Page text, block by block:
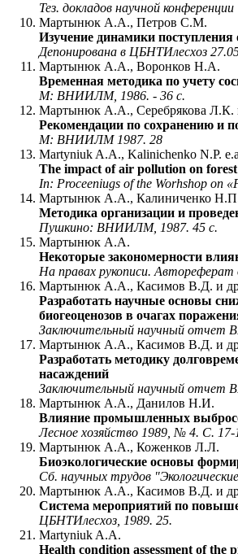
Тез. докладов научной
Мартынюк А.А., Петров С.М.
Изучение динамики
Депонирована в ЦБНТИлесхоз
Мартынюк А.А., Воронков Н.А.
Временная методика по учету
М: ВНИИЛМ, 1986. - 36 с.
Мартынюк А.А., Серебрякова Л.К.
Рекомендации по сохранению и
М: ВНИИЛМ 1987. 28
Martyniuk A.A., Kalinichenko N.P.
The impact of air pollution on forest
In: Proceeniugs of the Worhshop on
Мартынюк А.А., Калиниченко
Методика организации и
Пушкино: ВНИИЛМ, 1987. 45 с.
Мартынюк А.А.
Некоторые закономерности
На правах рукописи. Автореферат
Мартынюк А.А., Касимов В.Д. и
Разработать научные основы
биогеоценозов в очагах
Заключительный научный отчет
Мартынюк А.А., Касимов В.Д. и
Разработать методику
насаждений
Заключительный научный отчет
Мартынюк А.А., Данилов Н.И.
Влияние промышленных
Лесное хозяйство 1989, № 4. С. 17-
Мартынюк А.А., Коженков Л.Л.
Биоэкологические основы
Сб. научных трудов
Мартынюк А.А., Касимов В.Д. и
Система мероприятий по
ЦБНТИлесхоз, 1989. 25.
Martyniuk A.A.
Health condition assessment of the